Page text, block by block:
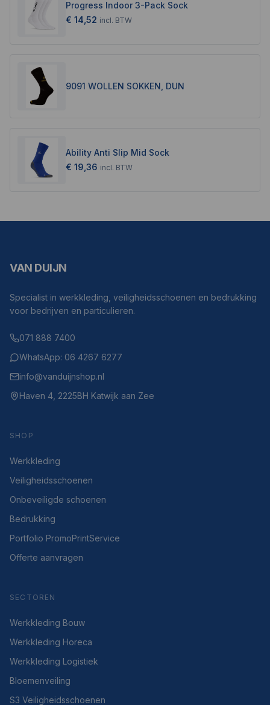
Progress Indoor 3-Pack Sock
€ 14,52 incl. BTW
9091 WOLLEN SOKKEN, DUN
Ability Anti Slip Mid Sock
€ 19,36 incl. BTW
VAN DUIJN
Specialist in werkkleding, veiligheidsschoenen en bedrukking
voor bedrijven en particulieren.
071 888 7400
WhatsApp: 06 4267 6277
info@vanduijnshop.nl
Haven 4, 2225BH Katwijk aan Zee
SHOP
Werkkleding
Veiligheidsschoenen
Onbeveiligde schoenen
Bedrukking
Portfolio PromoPrintService
Offerte aanvragen
SECTOREN
Werkkleding Bouw
Werkkleding Horeca
Werkkleding Logistiek
Bloemenveiling
S3 Veiligheidsschoenen